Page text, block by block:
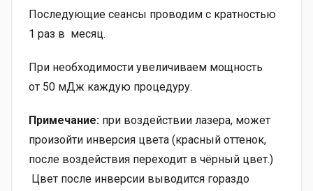
Последующие сеансы проводим с кратностью
1 раз в месяц.
При необходимости увеличиваем мощность
от 50 мДж каждую процедуру.
Примечание: при воздействии лазера, может
произойти инверсия цвета (красный оттенок,
после воздействия переходит в чёрный цвет.)
Цвет после инверсии выводится гораздо